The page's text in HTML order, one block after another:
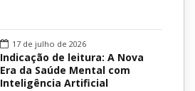
17 de julho de 2026
Indicação de leitura: A Nova
Era da Saúde Mental com
Inteligência Artificial